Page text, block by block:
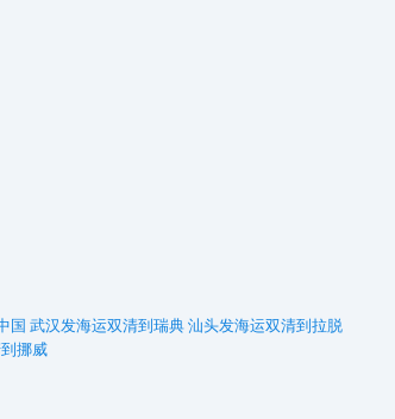
国 武汉发海运双清到瑞典汕头发海运双清到拉脱
挪威